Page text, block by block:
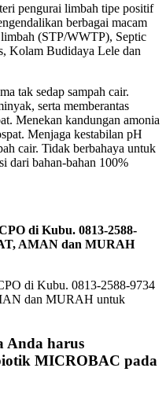
pengurai limbah tipe positif
berbagai macam
(STP/WWTP), Septic
Kolam Budidaya Lele dan
tak sedap sampah cair.
serta memberantas
Menekan kandungan amonia
Menjaga kestabilan pH
cair. Tidak berbahaya untuk
dari bahan-bahan 100%
di Kubu. 0813-2588-
AMAN dan MURAH
Anda harus
MICROBAC pada